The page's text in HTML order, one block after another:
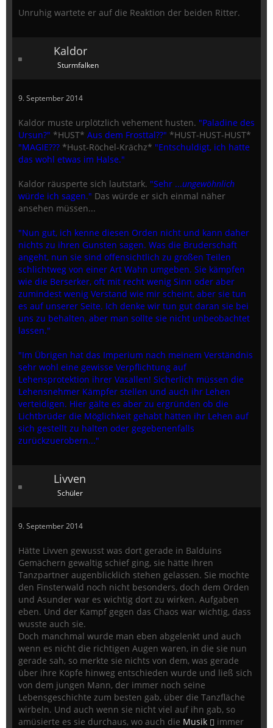
Unruhig wartete er auf die Reaktion der beiden Ritter.
Kaldor
Sturmfalken
9. September 2014
Kaldor muste urplötzlich vehement husten. "Paladine des
Ursun?" *HUST* Aus dem Frosttal??" *HUST-HUST-HUST*
"MAGIE??? *Hust-Röchel-Krächz* "Entschuldigt, ich hatte
das wohl etwas im Halse."
Kaldor räusperte sich lautstark. "Sehr ...ungewöhnlich
würde ich sagen." Das würde er sich einmal näher
ansehen müssen...
"Nun gut, ich kenne diesen Orden nicht und kann daher
nichts zu ihren Gunsten sagen. Was die Bruderschaft
angeht, nun sie sind offensichtlich zu großen Teilen
schlichtweg von einer Art Wahn umgeben. Sie kämpfen
wie die Berserker, oft mit recht wenig Sinn oder aber
zumindest wenig Verstand wie mir scheint, aber sie tun
es auf unserer Seite. Ich denke wir tun gut daran sie bei
uns zu behalten, aber man sollte sie nicht unbeobachtet
lassen."
"Im Übrigen hat das Imperium nach meinem Verständnis
sehr wohl eine gewisse Verpflichtung auf
Lehensprotektion ihrer Vasallen! Sicherlich müssen die
Lehensnehmer Kämpfer stellen und auch ihr Lehen
verteidigen. Hier gälte es aber zu ergründen ob die
Lichtbrüder die Möglichkeit gehabt hätten ihr Lehen auf
sich gestellt zu halten oder gegebenenfalls
zurückzuerobern..."
Livven
Schüler
9. September 2014
Hätte Livven gewusst was dort gerade in Balduins
Gemächern gewaltig schief ging, sie hätte ihren
Tanzpartner augenblicklich stehen gelassen. Sie mochte
den Finsterwald noch nicht besonders, doch dem Orden
und Asunder war es wichtig dort zu wirken. Aufgaben
eben. Und der Kampf gegen das Chaos war wichtig, dass
wusste auch sie.
Doch manchmal wurde man eben abgelenkt und auch
wenn es nicht die richtigen Augen waren, in die sie nun
gerade sah, so merkte sie nichts von dem, was gerade
über ihre Köpfe hinweg entschieden wurde und ließ sich
von dem jungen Mann, der immer noch seine
Lebensgeschichte zum besten gab, über die Tanzfläche
wirbeln. Und auch wenn sie nicht viel auf ihn gab, so
amüsierte es sie durchaus, wo auch die Musik
immer